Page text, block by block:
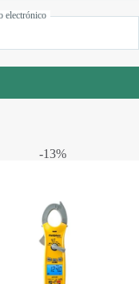
electrónico
-13%